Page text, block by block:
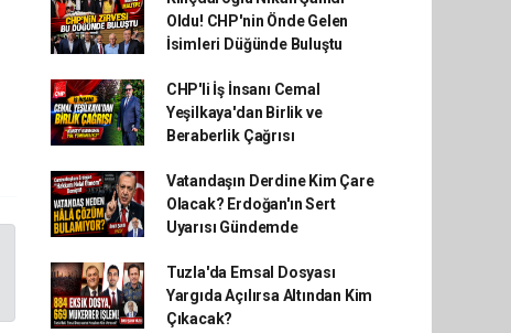
Oldu! CHP'nin Önde Gelen
İsimleri Düğünde Buluştu
CHP'li İş İnsanı Cemal
Yeşilkaya'dan Birlik ve
Beraberlik Çağrısı
Vatandaşın Derdine Kim Çare
Olacak? Erdoğan'ın Sert
Uyarısı Gündemde
Tuzla'da Emsal Dosyası
Yargıda Açılırsa Altından Kim
Çıkacak?